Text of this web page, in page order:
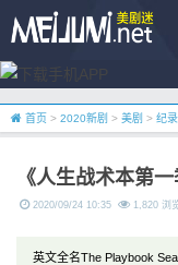
首页 > 2020新剧 > 美剧 > 纪
《人生战术本第
2020/09/24 10:35 1,820 浏
英文全名The Playbook